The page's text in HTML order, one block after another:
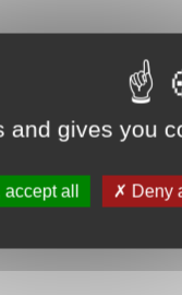
and gives you
accept all Deny